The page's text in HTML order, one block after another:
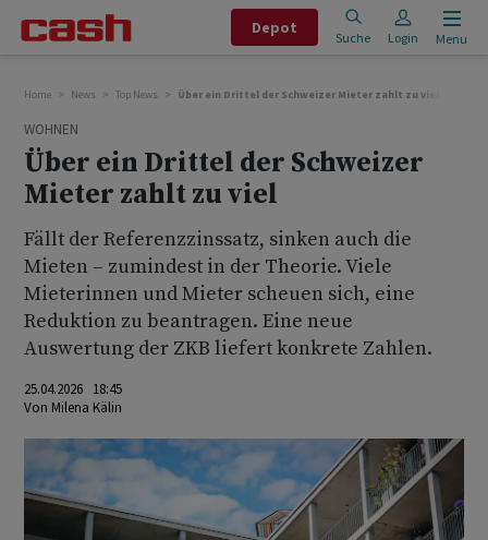
Depot
Suche Login Menu
Home News Top News Über ein Drittel der Schweizer Mieter zahlt zu viel
WOHNEN
Über ein Drittel der Schweizer
Mieter zahlt zu viel
Fällt der Referenzzinssatz, sinken auch die
Mieten – zumindest in der Theorie. Viele
Mieterinnen und Mieter scheuen sich, eine
Reduktion zu beantragen. Eine neue
Auswertung der ZKB liefert konkrete Zahlen.
25.04.2026 18:45
Von Milena Kälin